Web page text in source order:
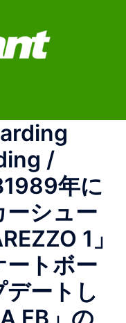
/
年に
シュー
1」
ートボー
デートし